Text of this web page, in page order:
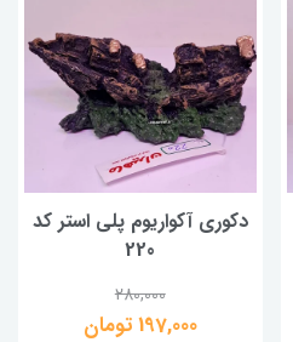
دکوری آکواریوم پلی استر کد
220
280,000
197,000 تومان